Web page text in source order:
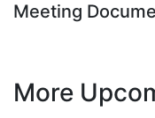
Meeting
More